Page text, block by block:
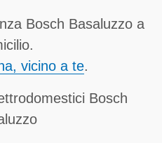
Bosch Basaluzzo a
vicino a te.
Bosch